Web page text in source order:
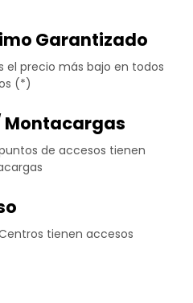
Garantizado
el precio más bajo en todos
(*)
Montacargas
de accesos tienen
tienen accesos